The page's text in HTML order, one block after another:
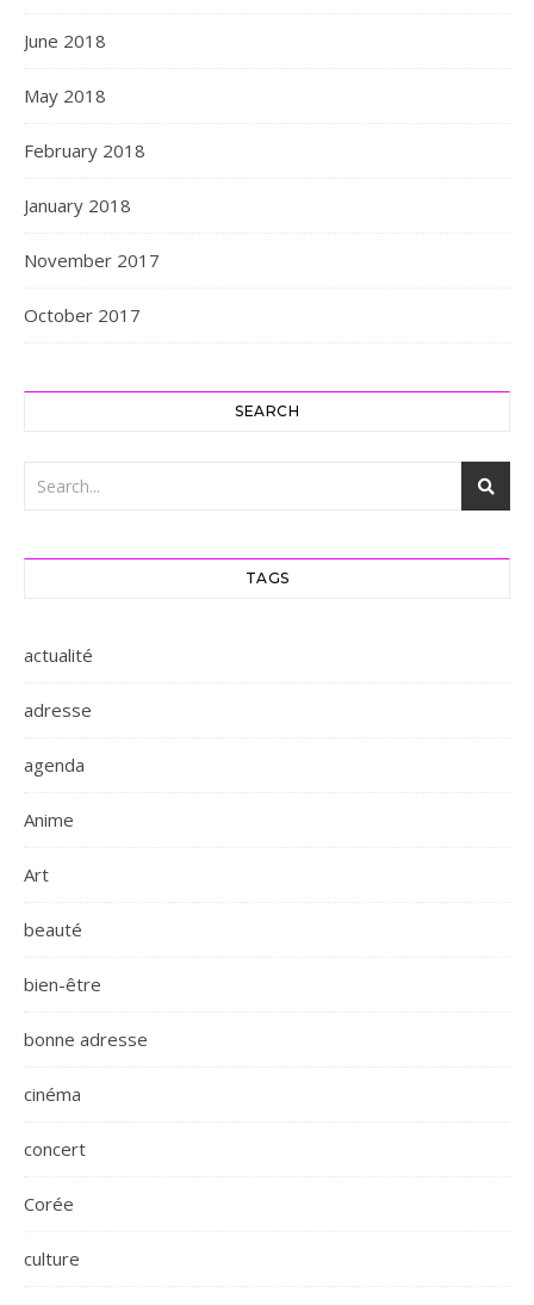
June 2018
May 2018
February 2018
January 2018
November 2017
October 2017
SEARCH
TAGS
actualité
adresse
agenda
Anime
Art
beauté
bien-être
bonne adresse
cinéma
concert
Corée
culture